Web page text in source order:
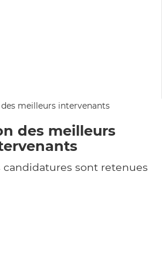
des meilleurs
candidatures sont retenues